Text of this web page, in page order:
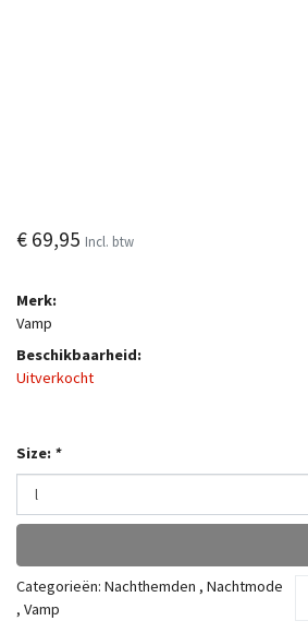
€ 69,95 Incl. btw
Merk:
Vamp
Beschikbaarheid:
Uitverkocht
Size: *
Categorieën: Nachthemden , Nachtmode
, Vamp